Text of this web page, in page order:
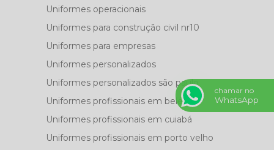
Uniformes operacionais
Uniformes para construção civil nr10
Uniformes para empresas
Uniformes personalizados
Uniformes personalizados são paulo
Uniformes profissionais em belém
Uniformes profissionais em cuiabá
Uniformes profissionais em porto velho
chamar no
WhatsApp